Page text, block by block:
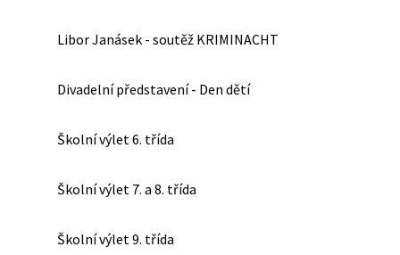
Libor Janásek - soutěž KRIMINACHT
Divadelní představení - Den dětí
Školní výlet 6. třída
Školní výlet 7. a 8. třída
Školní výlet 9. třída